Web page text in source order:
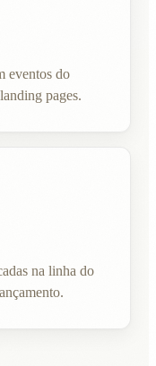
eventos do
pages.
na linha do